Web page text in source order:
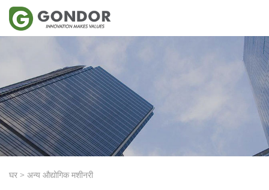
घर > अन्य औद्योगिक मशीनरी